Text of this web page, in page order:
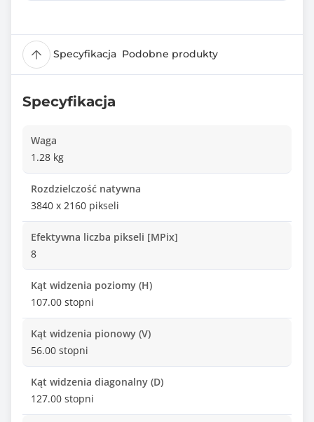
Specyfikacja Podobne produkty
Specyfikacja
Waga
1.28 kg
Rozdzielczość natywna
3840 x 2160 pikseli
Efektywna liczba pikseli [MPix]
8
Kąt widzenia poziomy (H)
107.00 stopni
Kąt widzenia pionowy (V)
56.00 stopni
Kąt widzenia diagonalny (D)
127.00 stopni